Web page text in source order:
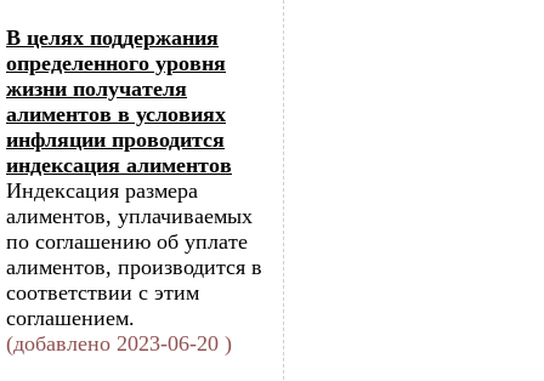
В целях поддержания
определенного уровня
жизни получателя
алиментов в условиях
инфляции проводится
индексация алиментов
Индексация размера
алиментов, уплачиваемых
по соглашению об уплате
алиментов, производится в
соответствии с этим
соглашением.
(добавлено 2023-06-20 )